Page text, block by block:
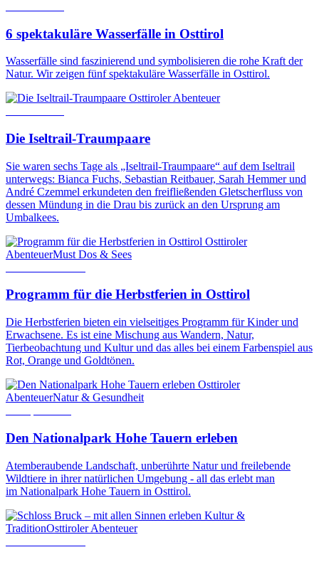
6 spektakuläre Wasserfälle in Osttirol
Wasserfälle sind faszinierend und symbolisieren die rohe Kraft der
Natur. Wir zeigen fünf spektakuläre Wasserfälle in Osttirol.
Osttiroler Abenteuer
Die Iseltrail-Traumpaare
Sie waren sechs Tage als „Iseltrail-Traumpaare“ auf dem Iseltrail
unterwegs: Bianca Fuchs, Sebastian Reitbauer, Sarah Hemmer und
André Czemmel erkundeten den freifließenden Gletscherfluss von
dessen Mündung in die Drau bis zurück an den Ursprung am
Umbalkees.
Osttiroler
AbenteuerMust Dos & Sees
Programm für die Herbstferien in Osttirol
Die Herbstferien bieten ein vielseitiges Programm für Kinder und
Erwachsene. Es ist eine Mischung aus Wandern, Natur,
Tierbeobachtung und Kultur und das alles bei einem Farbenspiel aus
Rot, Orange und Goldtönen.
Osttiroler
AbenteuerNatur & Gesundheit
Den Nationalpark Hohe Tauern erleben
Atemberaubende Landschaft, unberührte Natur und freilebende
Wildtiere in ihrer natürlichen Umgebung - all das erlebt man
im Nationalpark Hohe Tauern in Osttirol.
Kultur &
TraditionOsttiroler Abenteuer